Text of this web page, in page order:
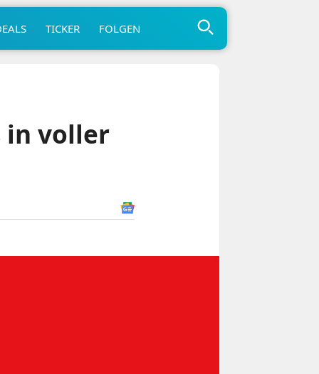
TICKER FOLGEN
in voller